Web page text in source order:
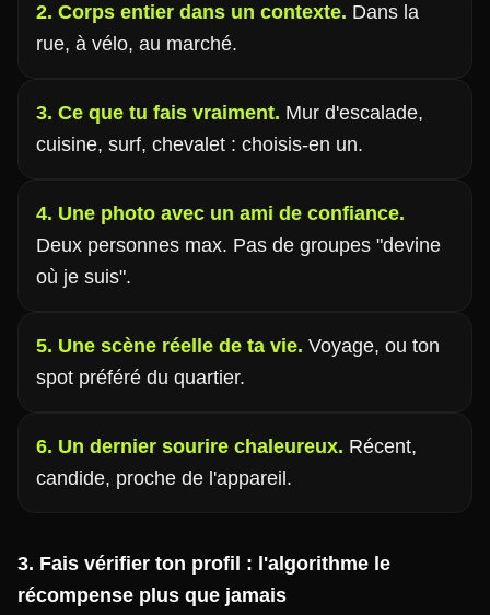
2. Corps entier dans un contexte. Dans la
rue, à vélo, au marché.
3. Ce que tu fais vraiment. Mur d'escalade,
cuisine, surf, chevalet : choisis-en un.
4. Une photo avec un ami de confiance.
Deux personnes max. Pas de groupes "devine
où je suis".
5. Une scène réelle de ta vie. Voyage, ou ton
spot préféré du quartier.
6. Un dernier sourire chaleureux. Récent,
candide, proche de l'appareil.
3. Fais vérifier ton profil : l'algorithme le
récompense plus que jamais